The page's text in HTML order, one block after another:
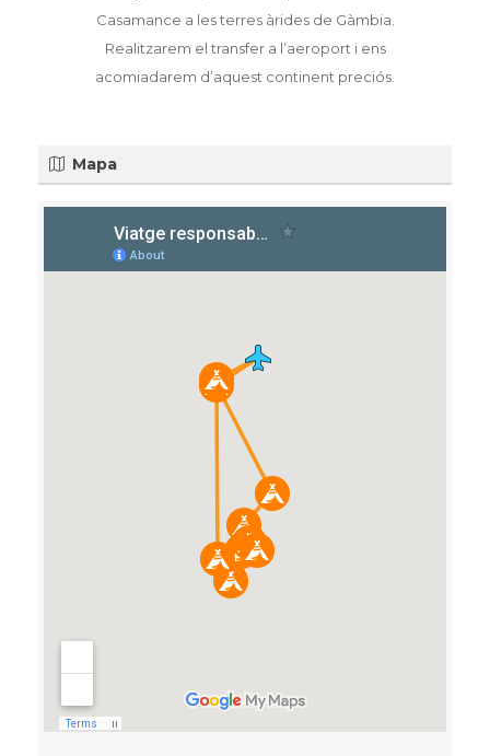
Casamance a les terres àrides de Gàmbia.
Realitzarem el transfer a l’aeroport i ens
acomiadarem d’aquest continent preciós.
Mapa